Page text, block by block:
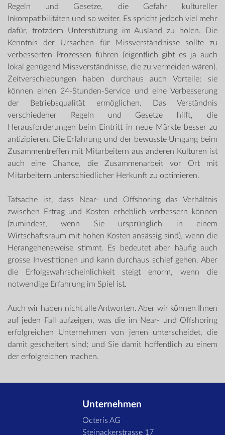
Regeln und Gesetze, die Gefahr kultureller
Inkompatibilitäten und so weiter. Es spricht jedoch viel mehr
dafür, trotzdem Unterstützung im Ausland zu holen. Die
Kenntnis der Ursachen für Missverständnisse sollte zu
verbesserten Prozessen führen (eigentlich gibt es ja auch
lokal genügend Missverständnisse, die zu vermeiden wären).
Zeitverschiebungen haben durchaus auch Vorteile: sie
können einen 24-Stunden-Service und eine Verbesserung
der Betriebsqualität ermöglichen. Das Verständnis
verschiedener Regeln und Gesetze hilft, die
Herausforderungen beim Eintritt in neue Märkte besser zu
antizipieren. Die Erfahrung und der bewusste Umgang beim
Zusammentreffen mit Mitarbeitern aus anderen Kulturen ist
auch eine Chance, die Zusammenarbeit vor Ort mit
Mitarbeitern unterschiedlicher Herkunft zu optimieren.
Tatsache ist, dass Near- und Offshoring das Verhältnis
zwischen Ertrag und Kosten erheblich verbessern können
(zumindest, wenn Sie ursprünglich in einem
Wirtschaftsraum mit hohen Kosten ansässig sind), wenn die
Herangehensweise stimmt. Es bedeutet aber häufig auch
grosse Investitionen und kann durchaus schief gehen. Aber
die Erfolgswahrscheinlichkeit steigt enorm, wenn die
notwendige Erfahrung im Spiel ist.
Auch wir haben nicht alle Antworten. Aber wir können Ihnen
auf jeden Fall aufzeigen, was die im Near- und Offshoring
erfolgreichen Unternehmen von jenen unterscheidet, die
damit gescheitert sind; und Sie damit hoffentlich zu einem
der erfolgreichen machen.
Unternehmen
Octeris AG
Steinackerstrasse 17